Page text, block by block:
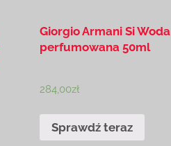
Giorgio Armani Si Woda
perfumowana 50ml
284,00zł
Sprawdź teraz